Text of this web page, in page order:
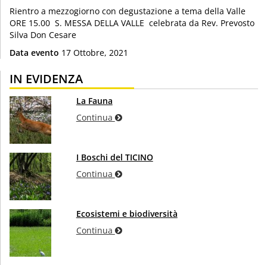
Rientro a mezzogiorno con degustazione a tema della Valle
ORE 15.00 S. MESSA DELLA VALLE celebrata da Rev. Prevosto
Silva Don Cesare
Data evento 17 Ottobre, 2021
IN EVIDENZA
La Fauna
Continua
I Boschi del TICINO
Continua
Ecosistemi e biodiversità
Continua